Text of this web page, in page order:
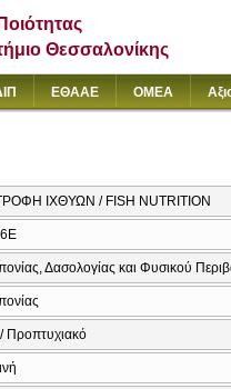
Θεσσαλονίκης
ΕΘΑΑΕ ΟΜΕΑ
ΙΧΘΥΩΝ / FISH NUTRITION
Δασολογίας και Φυσικού
Προπτυχιακό